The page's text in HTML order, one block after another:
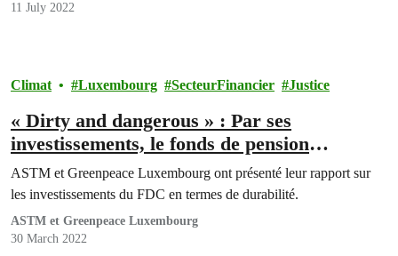
11 July 2022
Climat Luxembourg SecteurFinancier Justice
« Dirty and dangerous » : Par ses
investissements, le fonds de pension
luxembourgeois alimente la crise climatique
et néglige la protection des droits humains
ASTM et Greenpeace Luxembourg ont présenté leur rapport sur
les investissements du FDC en termes de durabilité.
ASTM et Greenpeace Luxembourg
30 March 2022